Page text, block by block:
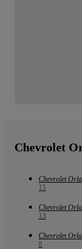
Chevrolet
Chevrolet
15
Chevrolet
13
Chevrolet
8